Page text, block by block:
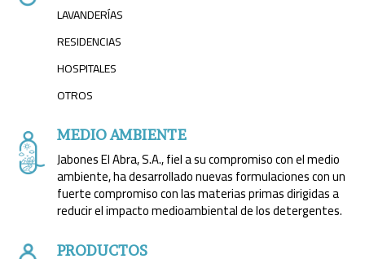
LAVANDERÍAS
RESIDENCIAS
HOSPITALES
OTROS
MEDIO AMBIENTE
Jabones El Abra, S.A., fiel a su compromiso con el medio
ambiente, ha desarrollado nuevas formulaciones con un
fuerte compromiso con las materias primas dirigidas a
reducir el impacto medioambiental de los detergentes.
PRODUCTOS